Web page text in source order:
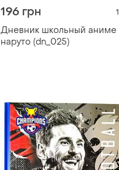
196 грн 1
Дневник школьный аниме
наруто (dn_025)